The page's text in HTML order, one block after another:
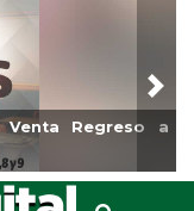
a
Reabrirá